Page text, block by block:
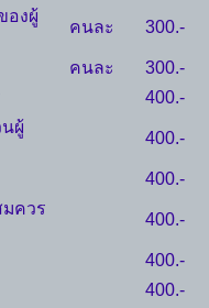
องผู้
คนละ 300.-
คนละ
300.-
400.-
ผู้
400.-
400.-
มควร
400.-
400.-
400.-